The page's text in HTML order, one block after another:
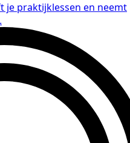
je praktijklessen en neemt